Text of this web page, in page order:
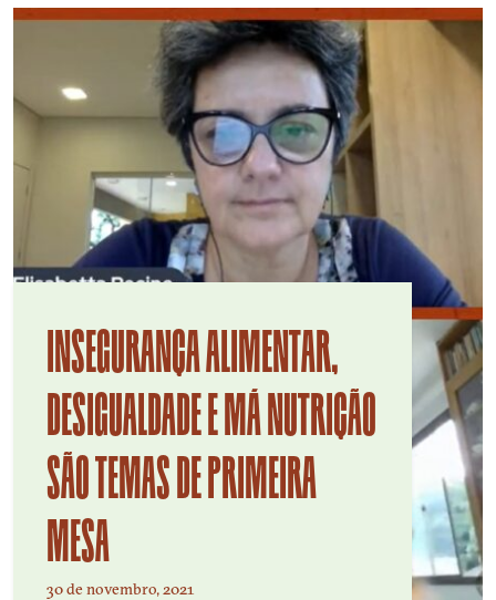
INSEGURANÇA ALIMENTAR,
DESIGUALDADE E MÁ NUTRIÇÃO
SÃO TEMAS DE PRIMEIRA
MESA
30 de novembro, 2021